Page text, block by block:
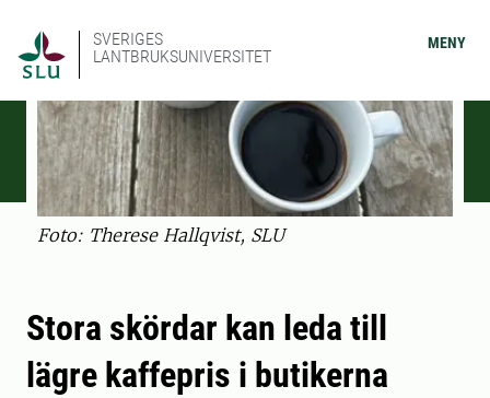
SVERIGES
LANTBRUKSUNIVERSITET
MENY
Foto: Therese Hallqvist, SLU
Stora skördar kan leda till
lägre kaffepris i butikerna